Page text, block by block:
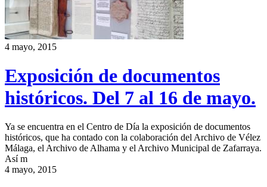
4 mayo, 2015
Exposición de documentos
históricos. Del 7 al 16 de mayo.
Ya se encuentra en el Centro de Día la exposición de documentos
históricos, que ha contado con la colaboración del Archivo de Vélez
Málaga, el Archivo de Alhama y el Archivo Municipal de Zafarraya.
Así m
4 mayo, 2015